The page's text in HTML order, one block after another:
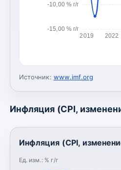
-15,00 % г/г
-10,00 % г/г
2019 2022
Источник: www.imf.org
Инфляция (CPI,
Инфляция (CPI,
Ед. изм.: % г/г